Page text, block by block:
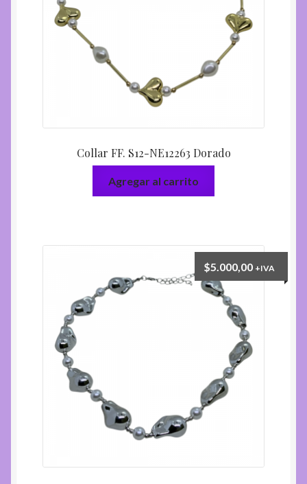
Collar FF. S12-NE12263 Dorado
Agregar al carrito
$5.000,00 +IVA